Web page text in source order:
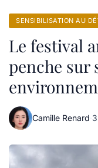
SENSIBILISATION AU
Le festival
penche sur
Camille Renard·